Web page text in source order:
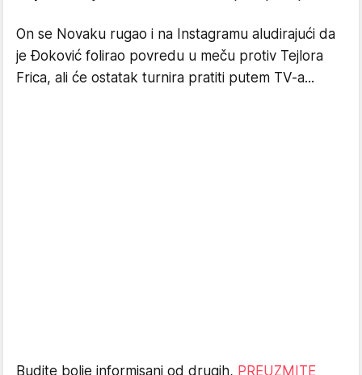
On se Novaku rugao i na Instagramu aludirajući da
je Đoković folirao povredu u meču protiv Tejlora
Frica, ali će ostatak turnira pratiti putem TV-a...
Budite bolje informisani od drugih, PREUZMITE